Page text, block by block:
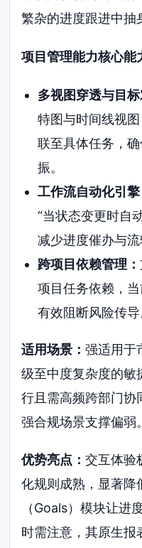
繁杂的进度跟进中抽
项目管理能力核心能
多视图穿透与目标
特图与时间线视
联至具体任务，
振。
工作流自动化引擎
“当状态变更时自
减少进度催办与流
跨项目依赖管理：
项目任务依赖，
有效阻断风险传导
适用场景：强适用于
级至中度复杂度的敏
行且需高频跨部门协
强合规场景支撑偏弱。
优势亮点：交互体验
化规则成熟，显著降
（Goals）模块让进
时需注意，其原生报